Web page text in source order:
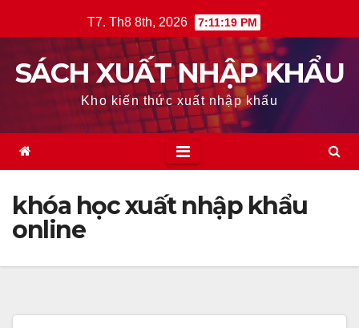
to
content
T7. Th8 8th, 2026 7:11:20 PM
SÁCH XUẤT NHẬP KHẨU
Kho kiến thức xuất nhập khẩu
khóa học xuất nhập khẩu
online